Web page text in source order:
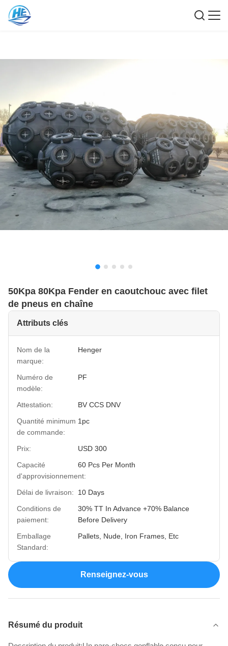
50Kpa 80Kpa Fender en caoutchouc avec filet
de pneus en chaîne
Attributs clés
Nom de la
marque:
Henger
Numéro de
modèle:
PF
Attestation:
BV CCS DNV
Quantité minimum
de commande:
1pc
Prix:
USD 300
Capacité
d'approvisionnement:
60 Pcs Per Month
Délai de livraison:
10 Days
Conditions de
paiement:
30% TT In Advance +70% Balance
Before Delivery
Emballage
Standard:
Pallets, Nude, Iron Frames, Etc
Renseignez-vous
Résumé du produit